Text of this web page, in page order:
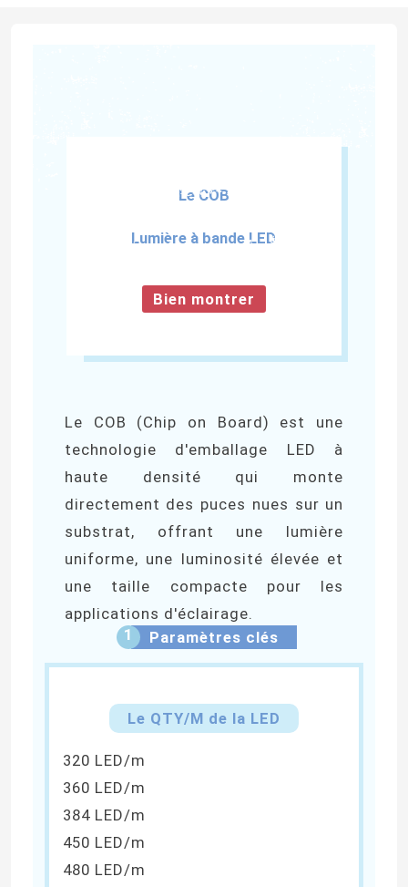
Le COB
Lumière à bande LED
Bien montrer
Le COB (Chip on Board) est une
technologie d'emballage LED à
haute densité qui monte
directement des puces nues sur un
substrat, offrant une lumière
uniforme, une luminosité élevée et
une taille compacte pour les
applications d'éclairage.
1
Paramètres clés
Le QTY/M de la LED
320 LED/m
360 LED/m
384 LED/m
450 LED/m
480 LED/m